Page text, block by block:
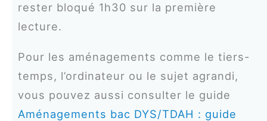
rester bloqué 1h30 sur la première
lecture.
Pour les aménagements comme le tiers-
temps, l’ordinateur ou le sujet agrandi,
vous pouvez aussi consulter le guide
Aménagements bac DYS/TDAH : guide